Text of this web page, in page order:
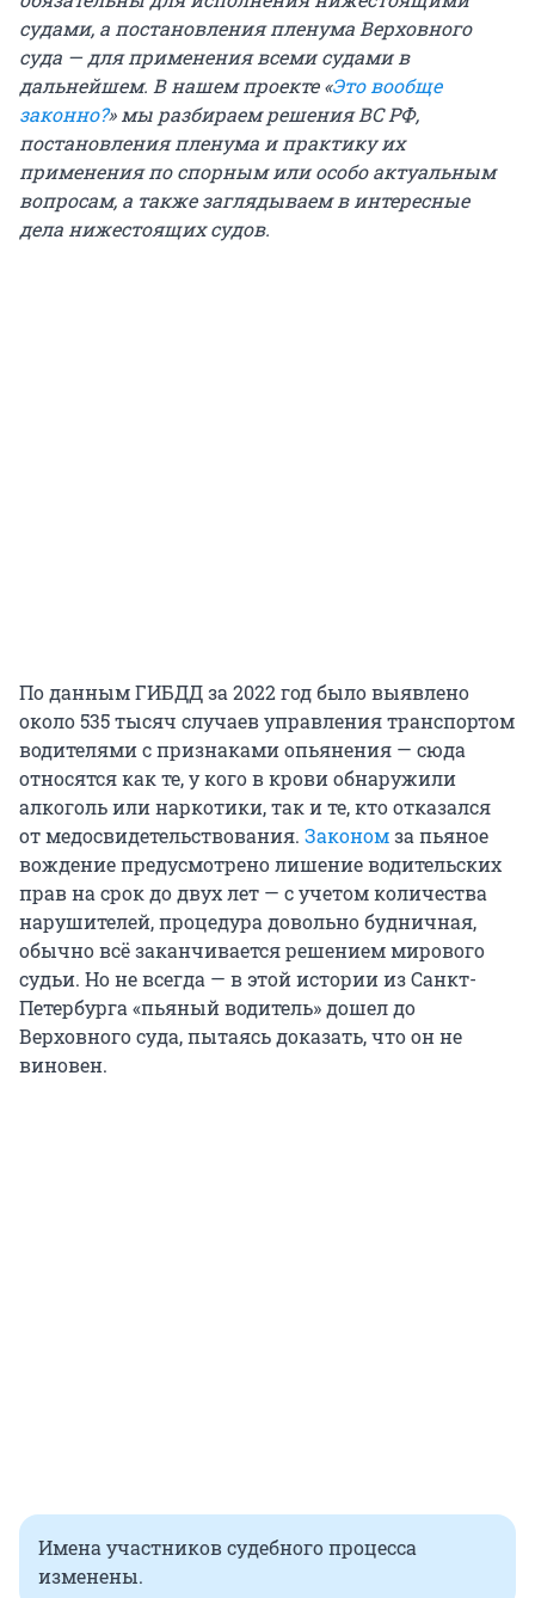
судами, а постановления пленума Верховного
суда — для применения всеми судами в
дальнейшем. В нашем проекте «Это вообще
законно?» мы разбираем решения ВС РФ,
постановления пленума и практику их
применения по спорным или особо актуальным
вопросам, а также заглядываем в интересные
дела нижестоящих судов.
По данным ГИБДД за 2022 год было выявлено
около 535 тысяч случаев управления транспортом
водителями с признаками опьянения — сюда
относятся как те, у кого в крови обнаружили
алкоголь или наркотики, так и те, кто отказался
от медосвидетельствования. Закономза пьяное
вождение предусмотрено лишение водительских
прав на срок до двух лет — с учетом количества
нарушителей, процедура довольно будничная,
обычно всё заканчивается решением мирового
судьи. Но не всегда — в этой истории из Санкт-
Петербурга «пьяный водитель» дошел до
Верховного суда, пытаясь доказать, что он не
виновен.
Имена участников судебного процесса
изменены.